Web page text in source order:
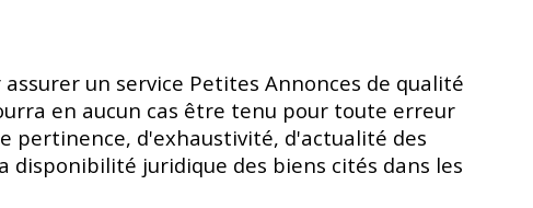
un service Petites Annonces de qualité
en aucun cas être tenu pour toute erreur
pertinence, d'exhaustivité, d'actualité des
disponibilité juridique des biens cités dans les